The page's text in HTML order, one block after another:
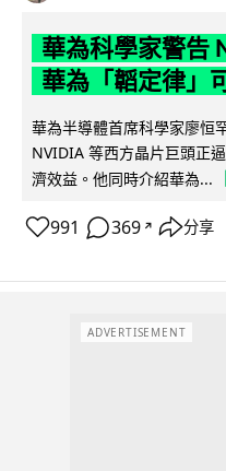
華為科學家警告
華為「韜定律」
華為半導體首席科學家廖恒
NVIDIA 等西方晶片巨頭正
濟效益。他同時介紹華為...
991 369 ↗ 分享
ADVERTISEMENT